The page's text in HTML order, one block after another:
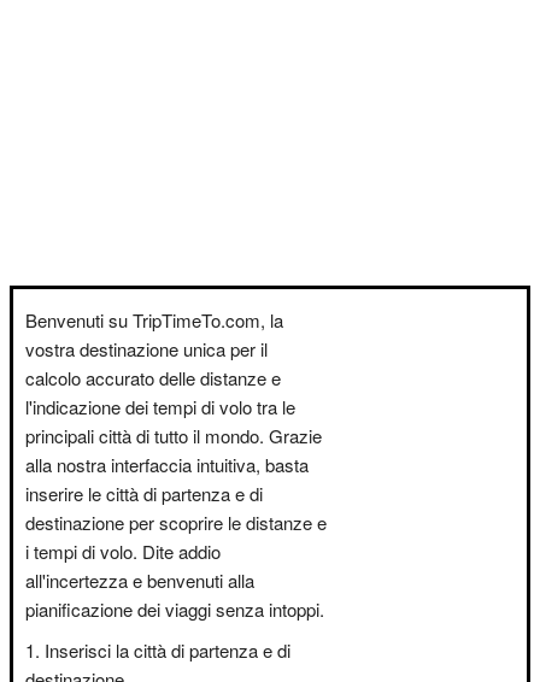
Benvenuti su TripTimeTo.com, la
vostra destinazione unica per il
calcolo accurato delle distanze e
l'indicazione dei tempi di volo tra le
principali città di tutto il mondo. Grazie
alla nostra interfaccia intuitiva, basta
inserire le città di partenza e di
destinazione per scoprire le distanze e
i tempi di volo. Dite addio
all'incertezza e benvenuti alla
pianificazione dei viaggi senza intoppi.
Inserisci la città di partenza e di